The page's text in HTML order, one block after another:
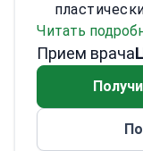
хирург.
Читать
Прием врача